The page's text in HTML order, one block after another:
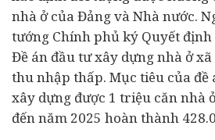
nhà ở của Đảng và Nhà nước.
tướng Chính phủ ký Quyết định
Đề án đầu tưxây dựng nhà ở
thu nhập thấp. Mục tiêu của đề
xây dựng được 1 triệu căn nhà
đến năm 2025 hoàn thành